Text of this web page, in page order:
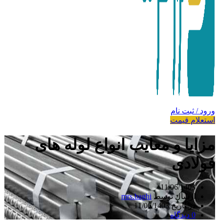
ورود / ثبت نام
استعلام قیمت
مزایا و معایب انواع لوله های
فولادی
11/06/1403
ارسال توسط mrs.baghi
در تاریخ 11/06/1403
0 دیدگاه